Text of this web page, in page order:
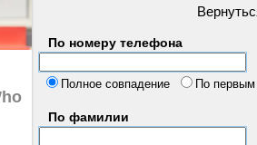
По номеру телефона
Полное совпадение
По
По фамилии